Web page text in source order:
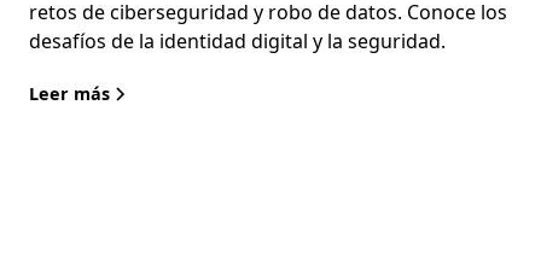
retos de ciberseguridad y robo de datos. Conoce los
desafíos de la identidad digital y la seguridad.
Leer más